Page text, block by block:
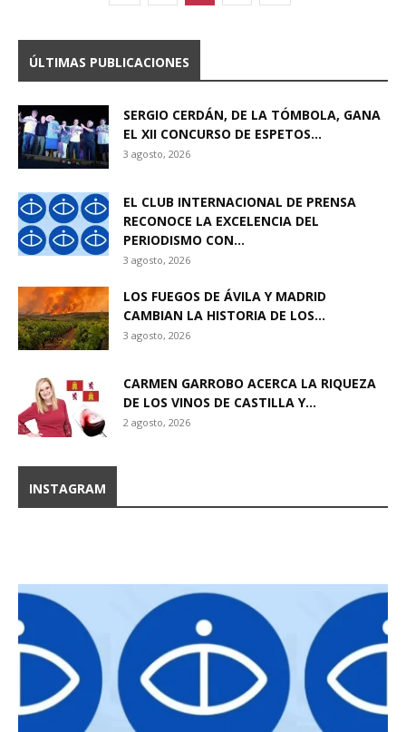
ÚLTIMAS PUBLICACIONES
SERGIO CERDÁN, DE LA TÓMBOLA, GANA
EL XII CONCURSO DE ESPETOS...
3 agosto, 2026
EL CLUB INTERNACIONAL DE PRENSA
RECONOCE LA EXCELENCIA DEL
PERIODISMO CON...
3 agosto, 2026
LOS FUEGOS DE ÁVILA Y MADRID
CAMBIAN LA HISTORIA DE LOS...
3 agosto, 2026
CARMEN GARROBO ACERCA LA RIQUEZA
DE LOS VINOS DE CASTILLA Y...
2 agosto, 2026
INSTAGRAM